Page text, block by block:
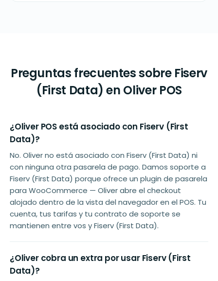
Preguntas frecuentes sobre Fiserv
(First Data) en Oliver POS
¿Oliver POS está asociado con Fiserv (First
Data)?
No. Oliver no está asociado con Fiserv (First Data) ni
con ninguna otra pasarela de pago. Damos soporte a
Fiserv (First Data) porque ofrece un plugin de pasarela
para WooCommerce — Oliver abre el checkout
alojado dentro de la vista del navegador en el POS. Tu
cuenta, tus tarifas y tu contrato de soporte se
mantienen entre vos y Fiserv (First Data).
¿Oliver cobra un extra por usar Fiserv (First
Data)?